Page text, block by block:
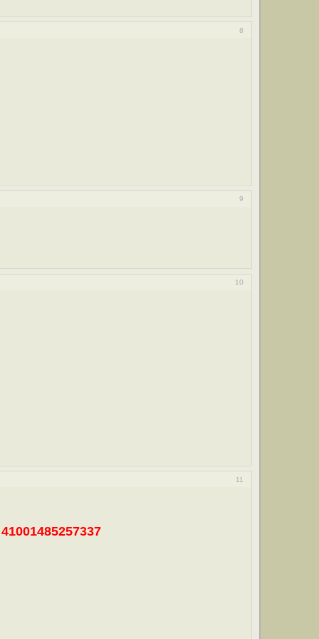
8
9
10
11
41001485257337